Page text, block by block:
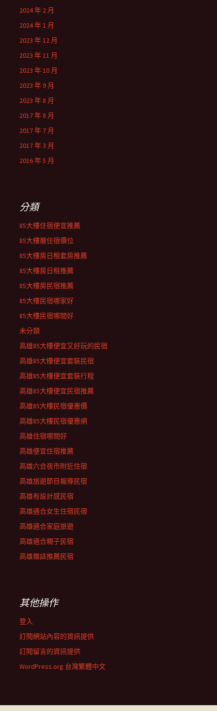
2024 年 2 月
2024 年 1 月
2023 年 12 月
2023 年 11 月
2023 年 10 月
2023 年 9 月
2023 年 8 月
2017 年 8 月
2017 年 7 月
2017 年 3 月
2016 年 5 月
分類
85大樓住宿便宜推薦
85大樓層住宿價位
85大樓房日租套房推薦
85大樓房日租推薦
85大樓房民宿推薦
85大樓民宿哪家好
85大樓民宿哪間好
未分類
高雄85大樓便宜又好玩的民宿
高雄85大樓便宜套裝民宿
高雄85大樓便宜套裝行程
高雄85大樓便宜民宿推薦
高雄85大樓民宿優惠價
高雄85大樓民宿優惠網
高雄住宿哪間好
高雄便宜住宿推薦
高雄六合夜市附近住宿
高雄旅遊節目報導民宿
高雄有設計感民宿
高雄適合女生住宿民宿
高雄適合家庭旅遊
高雄適合親子民宿
高雄雜誌推薦民宿
其他操作
登入
訂閱網站內容的資訊提供
訂閱留言的資訊提供
WordPress.org 台灣繁體中文